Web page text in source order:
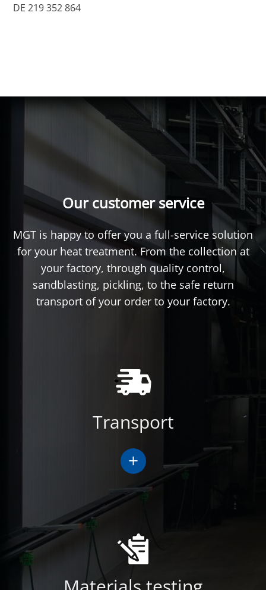
DE 219 352 864
Our customer service
MGT is happy to offer you a full-service solution
for your heat treatment. From the collection at
your factory, through quality control,
sandblasting, pickling, to the safe return
transport of your order to your factory.
Transport
+